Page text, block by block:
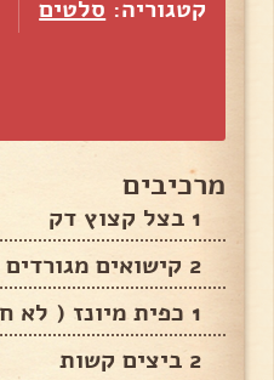
קטגוריה: סלטים
מרכיבים
1 בצל קצוץ דק
2 קישואים מגורדים בפומפיה
1 כפית מיונז ( לא חובה)
2 ביצים קשות